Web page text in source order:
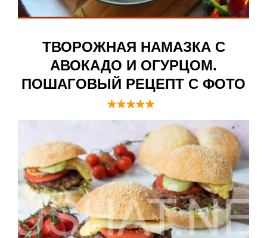
ТВОРОЖНАЯ НАМАЗКА С
АВОКАДО И ОГУРЦОМ.
ПОШАГОВЫЙ РЕЦЕПТ С ФОТО